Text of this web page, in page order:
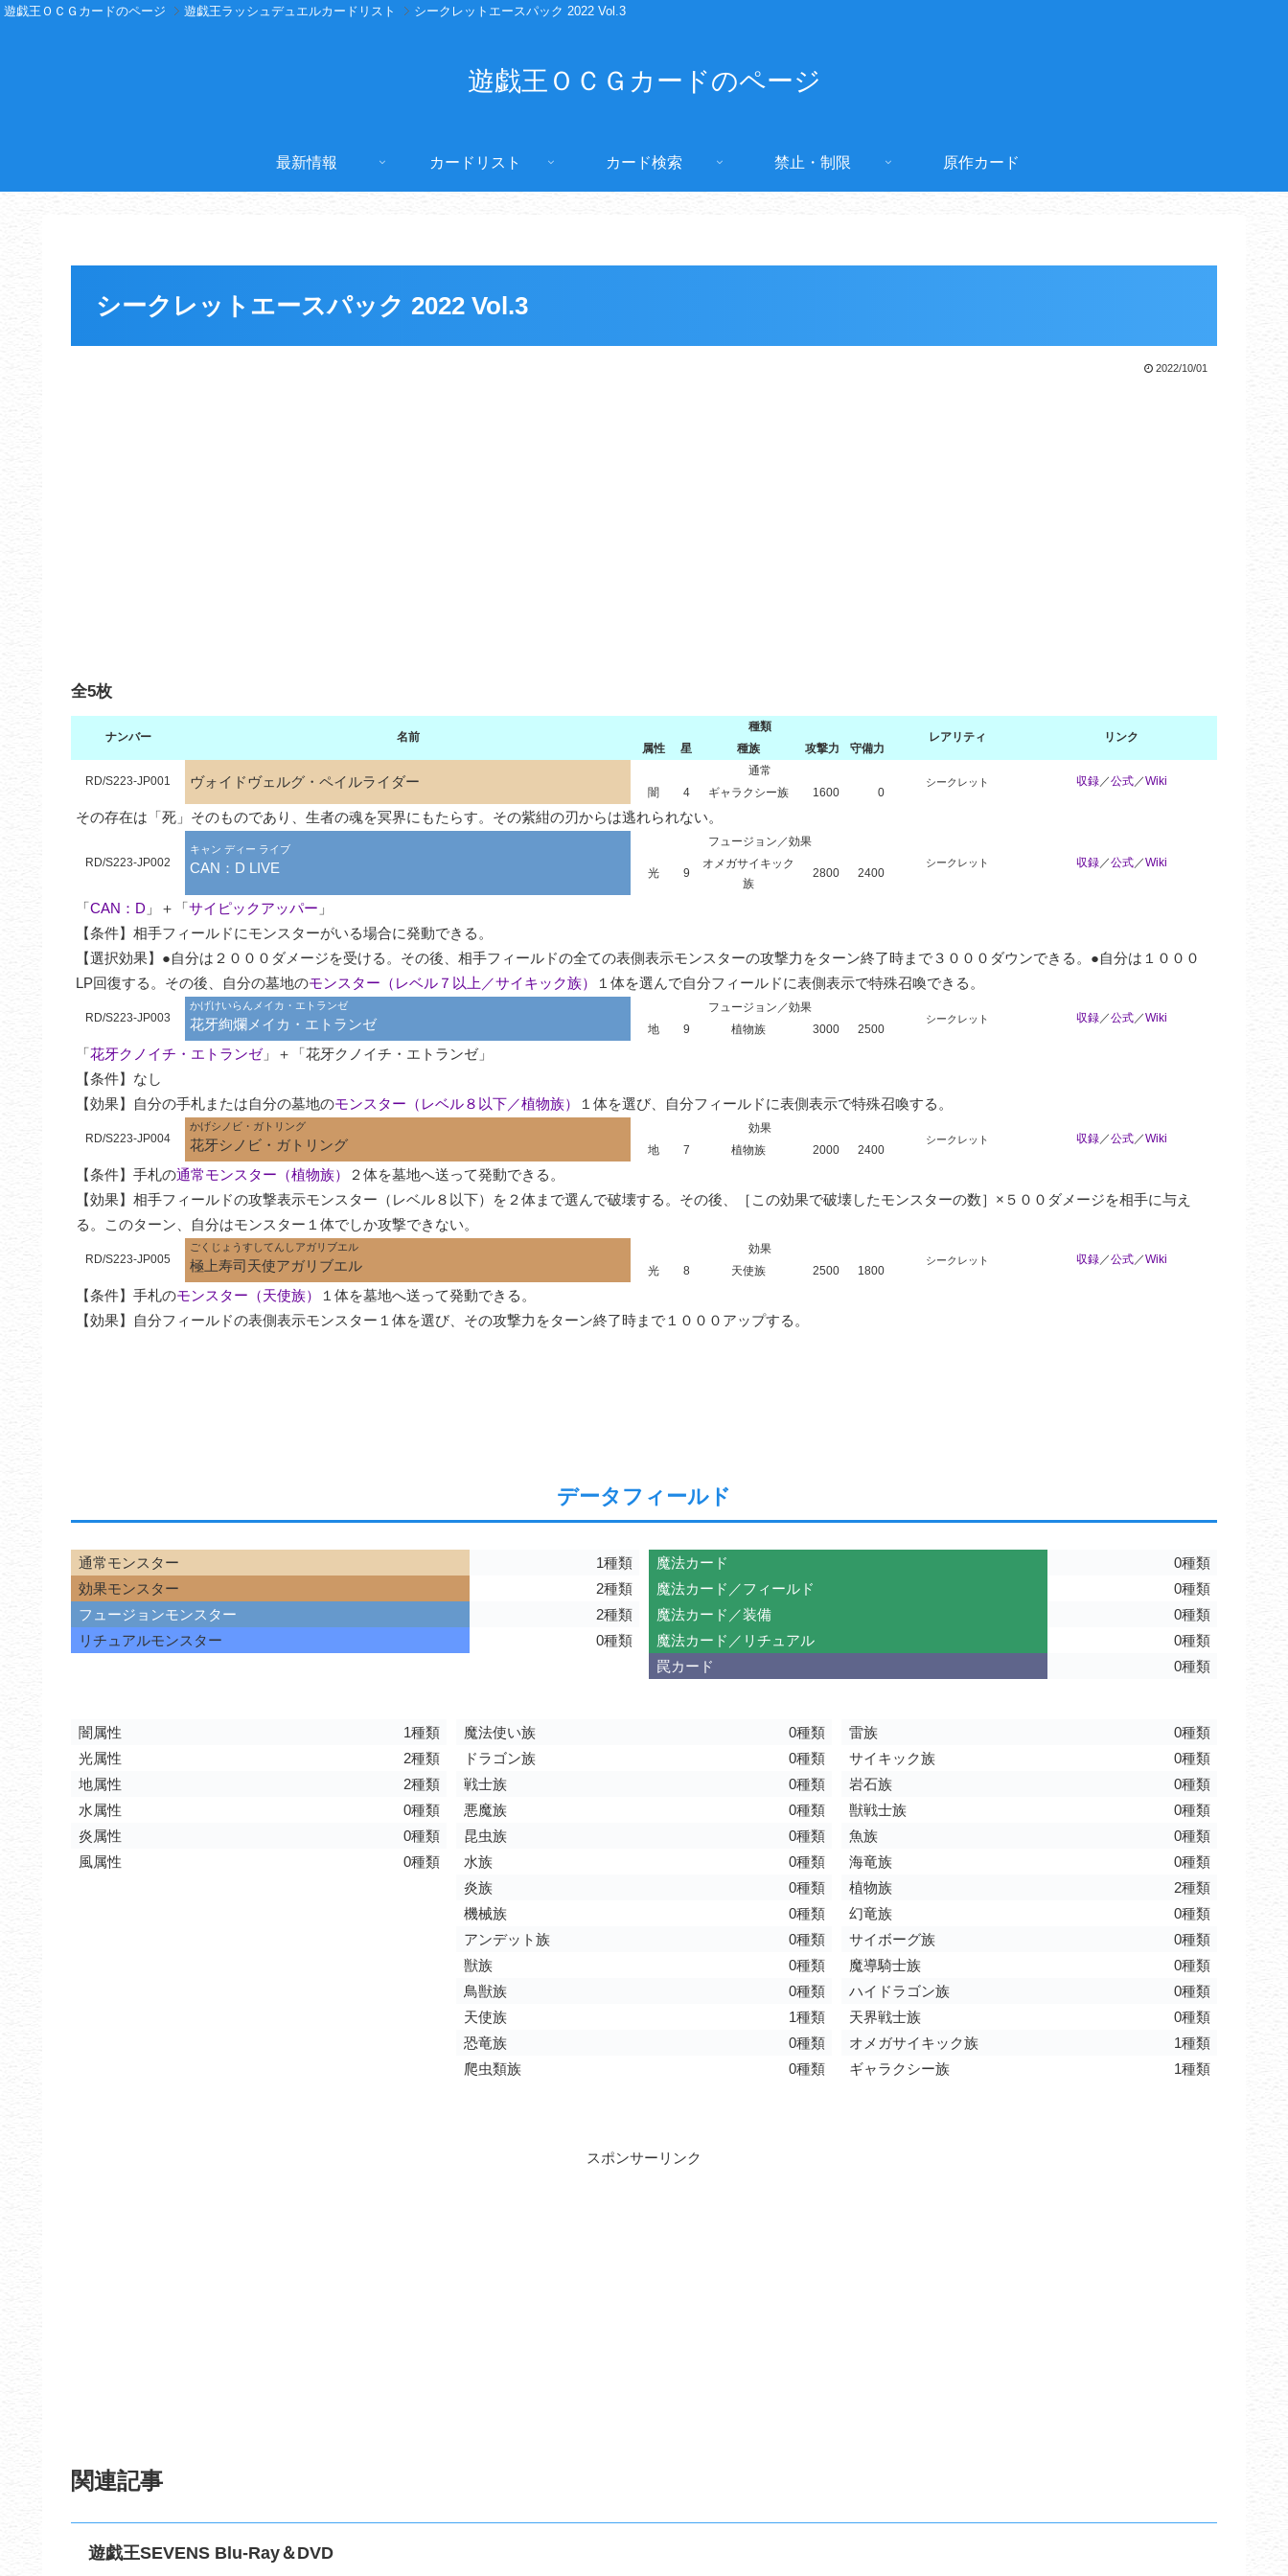
遊戯王ＯＣＧカードのページ 遊戯王ラッシュデュエルカードリスト シークレットエースパック 2022 Vol.3
遊戯王ＯＣＧカードのページ
最新情報 カードリスト カード検索 禁止・制限 原作カード
シークレットエースパック 2022 Vol.3
2022/10/01
全5枚
ナンバー 名前
種類
レアリティ
リンク
属性
星 種族 攻撃力 守備力
RD/S223-JP001 ヴォイドヴェルグ・ペイルライダー
通常
シークレット 収録／公式／Wiki
闇
4 ギャラクシー族 1600 0
その存在は「死」そのものであり、生者の魂を冥界にもたらす。その紫紺の刃からは逃れられない。
RD/S223-JP002
キャン ディー ライブ
CAN：D LIVE
フュージョン／効果
シークレット 収録／公式／Wiki
光 9
オメガサイキック
族
2800 2400
「 CAN：D 」＋「 サイピックアッパー 」
【条件】相手フィールドにモンスターがいる場合に発動できる。
【選択効果】●自分は２０００ダメージを受ける。その後、相手フィールドの全ての表側表示モンスターの攻撃力をターン終了時まで３０００ダウンできる。●自分は１０００
LP回復する。その後、自分の墓地のモンスター（レベル７以上／サイキック族） １体を選んで自分フィールドに表側表示で特殊召喚できる。
RD/S223-JP003
かげけいらんメイカ・エトランゼ
花牙絢爛メイカ・エトランゼ
フュージョン／効果
シークレット 収録／公式／Wiki
地
9 植物族 3000 2500
「 花牙クノイチ・エトランゼ」＋「花牙クノイチ・エトランゼ」
【条件】なし
【効果】自分の手札または自分の墓地のモンスター（レベル８以下／植物族） １体を選び、自分フィールドに表側表示で特殊召喚する。
RD/S223-JP004
かげシノビ・ガトリング
花牙シノビ・ガトリング
効果
シークレット 収録／公式／Wiki
地
7 植物族 2000 2400
【条件】手札の通常モンスター（植物族）
２体を墓地へ送って発動できる。
【効果】相手フィールドの攻撃表示モンスター（レベル８以下）を２体まで選んで破壊する。その後、［この効果で破壊したモンスターの数］×５００ダメージを相手に与え
る。このターン、自分はモンスター１体でしか攻撃できない。
RD/S223-JP005
ごくじょうすしてんしアガリブエル
極上寿司天使アガリブエル
効果
シークレット 収録／公式／Wiki
光
8 天使族 2500 1800
【条件】手札のモンスター（天使族）
１体を墓地へ送って発動できる。
【効果】自分フィールドの表側表示モンスター１体を選び、その攻撃力をターン終了時まで１０００アップする。
データフィールド
通常モンスター
1種類
効果モンスター
2種類
フュージョンモンスター
2種類
リチュアルモンスター
0種類
魔法カード
0種類
魔法カード／フィールド
0種類
魔法カード／装備
0種類
魔法カード／リチュアル
0種類
罠カード
0種類
闇属性
1種類
光属性
2種類
地属性
2種類
水属性
0種類
炎属性
0種類
風属性
0種類
魔法使い族
0種類
ドラゴン族
0種類
戦士族
0種類
悪魔族
0種類
昆虫族
0種類
水族
0種類
炎族
0種類
機械族
0種類
アンデット族
0種類
獣族
0種類
鳥獣族
0種類
天使族
1種類
恐竜族
0種類
爬虫類族
0種類
雷族
0種類
サイキック族
0種類
岩石族
0種類
獣戦士族
0種類
魚族
0種類
海竜族
0種類
植物族
2種類
幻竜族
0種類
サイボーグ族
0種類
魔導騎士族
0種類
ハイドラゴン族
0種類
天界戦士族
0種類
オメガサイキック族
1種類
ギャラクシー族
1種類
スポンサーリンク
関連記事
遊戯王SEVENS Blu-Ray＆DVD